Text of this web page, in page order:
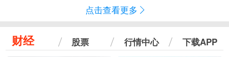
点击查看更多
财经 股票 行情中心 下载APP